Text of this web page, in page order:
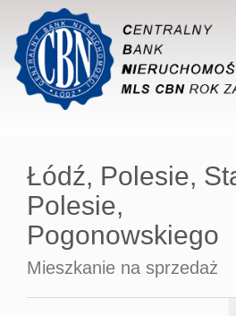
Łódź, Polesie,
Polesie,
Pogonowskiego
Mieszkanie na sprzedaż